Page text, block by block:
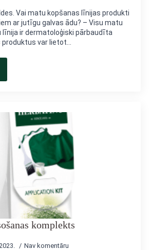
Vai matu kopšanas līnijas produkti
ar jutīgu galvas ādu? – Visu matu
līnija ir dermatoloģiski pārbaudīta
var lietot…
komplekts
Nav komentāru